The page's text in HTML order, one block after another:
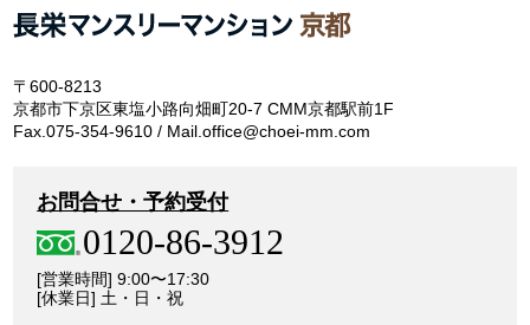
〒600-8213
京都市下京区東塩小路向畑町20-7 CMM京都駅前1F
Fax.075-354-9610 / Mail.office@choei-mm.com
お問合せ・予約受付
0120-86-3912
[営業時間] 9:00〜17:30
[休業日] 土・日・祝